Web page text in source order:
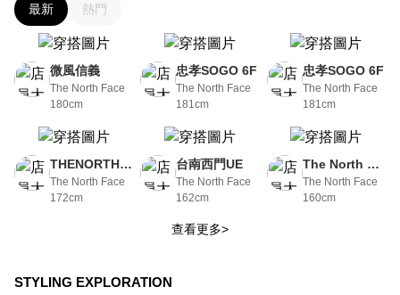
最新 熱門
查看更多>
微風信義
The North Face
180cm
忠孝SOGO 6F
The North Face
181cm
忠孝SOGO 6F
The North Face
181cm
THENORTHF
ACE-UE板橋
大遠百
The North Face
172cm
台南西門UE
The North Face
162cm
The North Fa
ce UE台北新
光南西
The North Face
160cm
STYLING EXPLORATION